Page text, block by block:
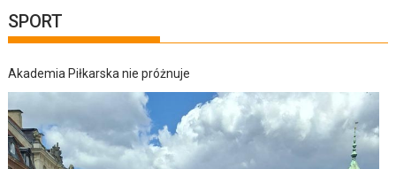
SPORT
Akademia Piłkarska nie próżnuje